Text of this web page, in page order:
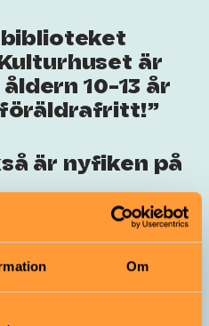
Om
biblioteket
är
10-13 år
föräldrafritt!
är nyfiken på